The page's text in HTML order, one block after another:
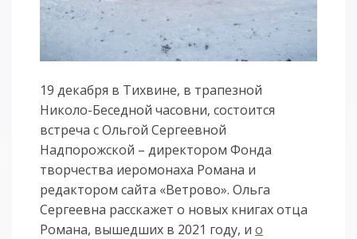
19 декабря в Тихвине, в трапезной
Николо-Беседной часовни, состоится
встреча с Ольгой Сергеевной
Надпорожской – директором Фонда
творчества иеромонаха Романа и
редактором сайта «Ветрово». Ольга
Сергеевна расскажет о новых книгах отца
Романа, вышедших в 2021 году, ио